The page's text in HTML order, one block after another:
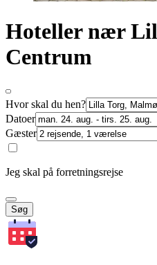
Hoteller nær
Centrum
Hvor skal du hen?
Datoer
Gæster
Jeg skal på forretningsrejse
Søg